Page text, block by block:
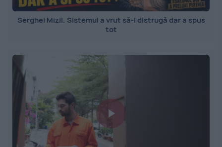
Serghei Mizil. Sistemul a vrut să-l distrugă dar a spus
tot